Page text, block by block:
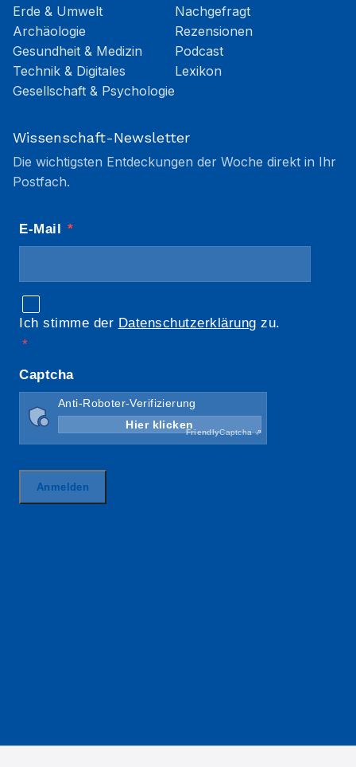
Erde & Umwelt
Archäologie
Gesundheit & Medizin
Technik & Digitales
Gesellschaft & Psychologie
Nachgefragt
Rezensionen
Podcast
Lexikon
Wissenschaft-Newsletter
Die wichtigsten Entdeckungen der Woche direkt in Ihr
Postfach.